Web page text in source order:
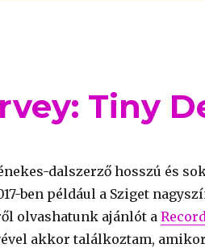
Tiny
dalszerző hosszú és
ben például a Sziget
olvashatunk ajánlót a
akkor találkoztam,